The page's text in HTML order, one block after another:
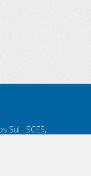
Sul - SCES,